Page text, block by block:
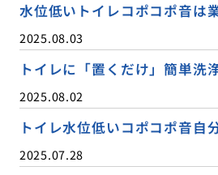
水位低いトイレコポコポ音は
2025.08.03
トイレに「置くだけ」簡単洗
2025.08.02
トイレ水位低いコポコポ音自
2025.07.28